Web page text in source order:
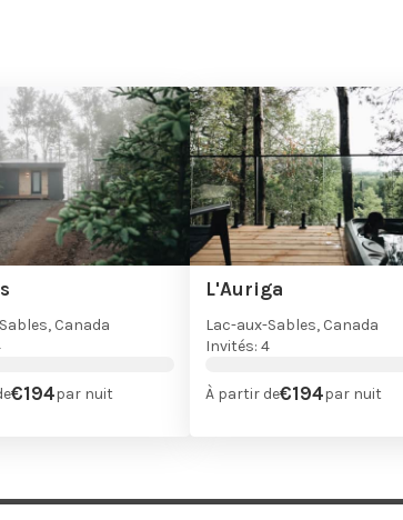
Canada
€194par nuit
L'Auriga
Lac-aux-Sables, Canada
Invités: 4
À partir de€194par nuit